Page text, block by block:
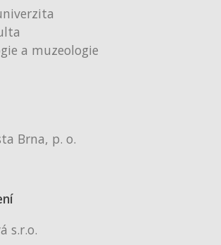
a muzeologie
Brna, p. o.
s.r.o.